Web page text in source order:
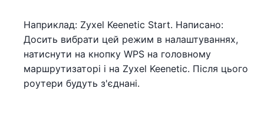
Наприклад: Zyxel Keenetic Start. Написано:
Досить вибрати цей режим в налаштуваннях,
натиснути на кнопку WPS на головному
маршрутизаторі і на Zyxel Keenetic. Після цього
роутери будуть з'єднані.